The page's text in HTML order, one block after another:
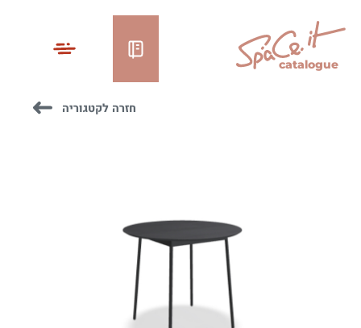
catalogue
חזרה לקטגוריה